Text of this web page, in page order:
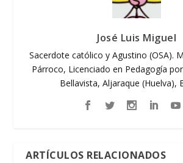
José Luis Miguel
Sacerdote católico y Agustino (OSA).
Párroco, Licenciado en Pedagogía
Bellavista, Aljaraque (Huelva),
ARTÍCULOS RELACIONADOS